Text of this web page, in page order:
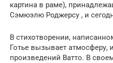
картина в раме),
Сэмюэлю Роджерсу , и
В стихотворении,
Готье вызывает атмосферу,
произведений Ватто. В